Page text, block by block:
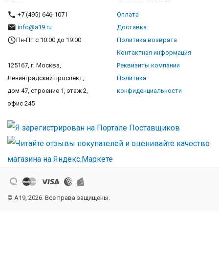
+7 (495) 646-1071
info@a19.ru
Пн-Пт с 10:00 до 19:00
125167, г. Москва,
Ленинградский проспект,
дом 47, строение 1, этаж 2,
офис 245
Оплата
Доставка
Политика возврата
Контактная информация
Реквизиты компании
Политика
конфиденциальности
© A19, 2026. Все права защищены.